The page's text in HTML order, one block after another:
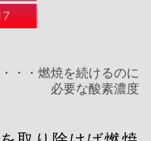
・・燃焼を続けるのに
必要な酸素濃度